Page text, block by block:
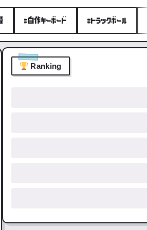
#自作キーボード #トラックボール
Ranking